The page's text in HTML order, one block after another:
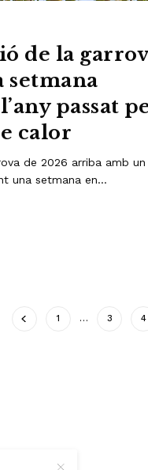
de la
setmana
passat
calor
de 2026 arriba amb un
una setmana en…
1 … 3 4